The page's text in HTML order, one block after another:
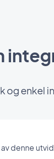
og enkel
denne